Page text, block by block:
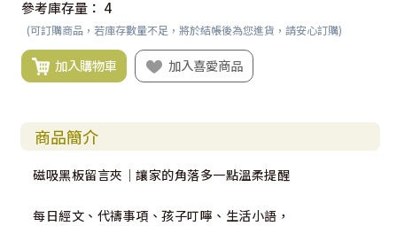
參考庫存量： 4
(可訂購商品，若庫存數量不足，將於結帳後為您進貨，請安心訂購)
加入購物車 加入喜愛商品
商品簡介
磁吸黑板留言夾｜讓家的角落多一點溫柔提醒
每日經文、代禱事項、孩子叮嚀、生活小語，